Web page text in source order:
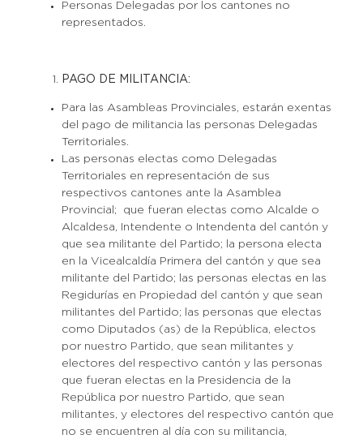
Personas Delegadas por los cantones no
representados.
PAGO DE MILITANCIA:
Para las Asambleas Provinciales, estarán exentas
del pago de militancia las personas Delegadas
Territoriales.
Las personas electas como Delegadas
Territoriales en representación de sus
respectivos cantones ante la Asamblea
Provincial; que fueran electas como Alcalde o
Alcaldesa, Intendente o Intendenta del cantón y
que sea militante del Partido; la persona electa
en la Vicealcaldía Primera del cantón y que sea
militante del Partido; las personas electas en las
Regidurías en Propiedad del cantón y que sean
militantes del Partido; las personas que electas
como Diputados (as) de la República, electos
por nuestro Partido, que sean militantes y
electores del respectivo cantón y las personas
que fueran electas en la Presidencia de la
República por nuestro Partido, que sean
militantes, y electores del respectivo cantón que
no se encuentren al día con su militancia,